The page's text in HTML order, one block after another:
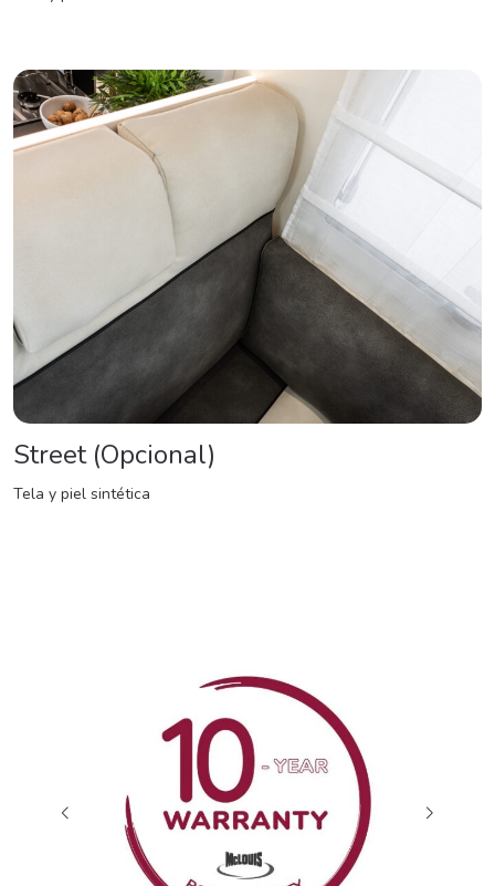
Street (Opcional)
Tela y piel sintética